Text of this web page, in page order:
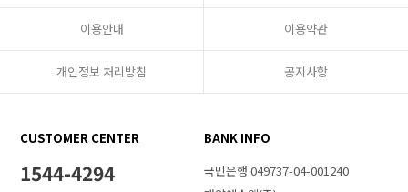
이용안내 이용약관
개인정보 처리방침 공지사항
CUSTOMER CENTER
1544-4294
BANK INFO
국민은행 049737-04-001240